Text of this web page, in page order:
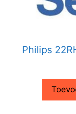
Philips